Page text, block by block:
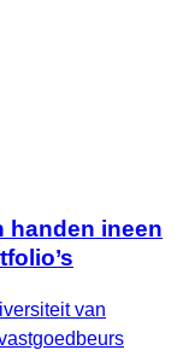
handen ineen
van